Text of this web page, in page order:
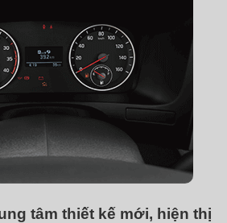
tâm thiết kế mới, hiện thị